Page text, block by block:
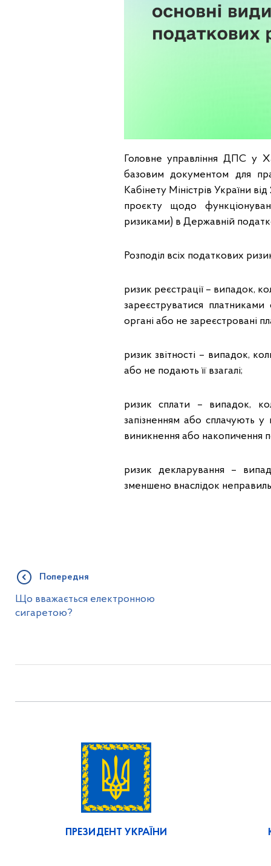
Головне управління ДПС у
базовим документом для
Кабінету Міністрів України
проєкту щодо
ризиками) в Державній
Розподіл всіх податкових
ризик реєстрації – випадок,
зареєструватися
органі або не зареєстровані
ризик звітності – випадок,
або не подають її взагалі;
ризик сплати – випадок,
запізненням або сплачують
виникнення або накопичення
ризик декларування –
зменшено внаслідок
Попередня
Що вважається електронною
сигаретою?
ПРЕЗИДЕНТ УКРАЇНИ